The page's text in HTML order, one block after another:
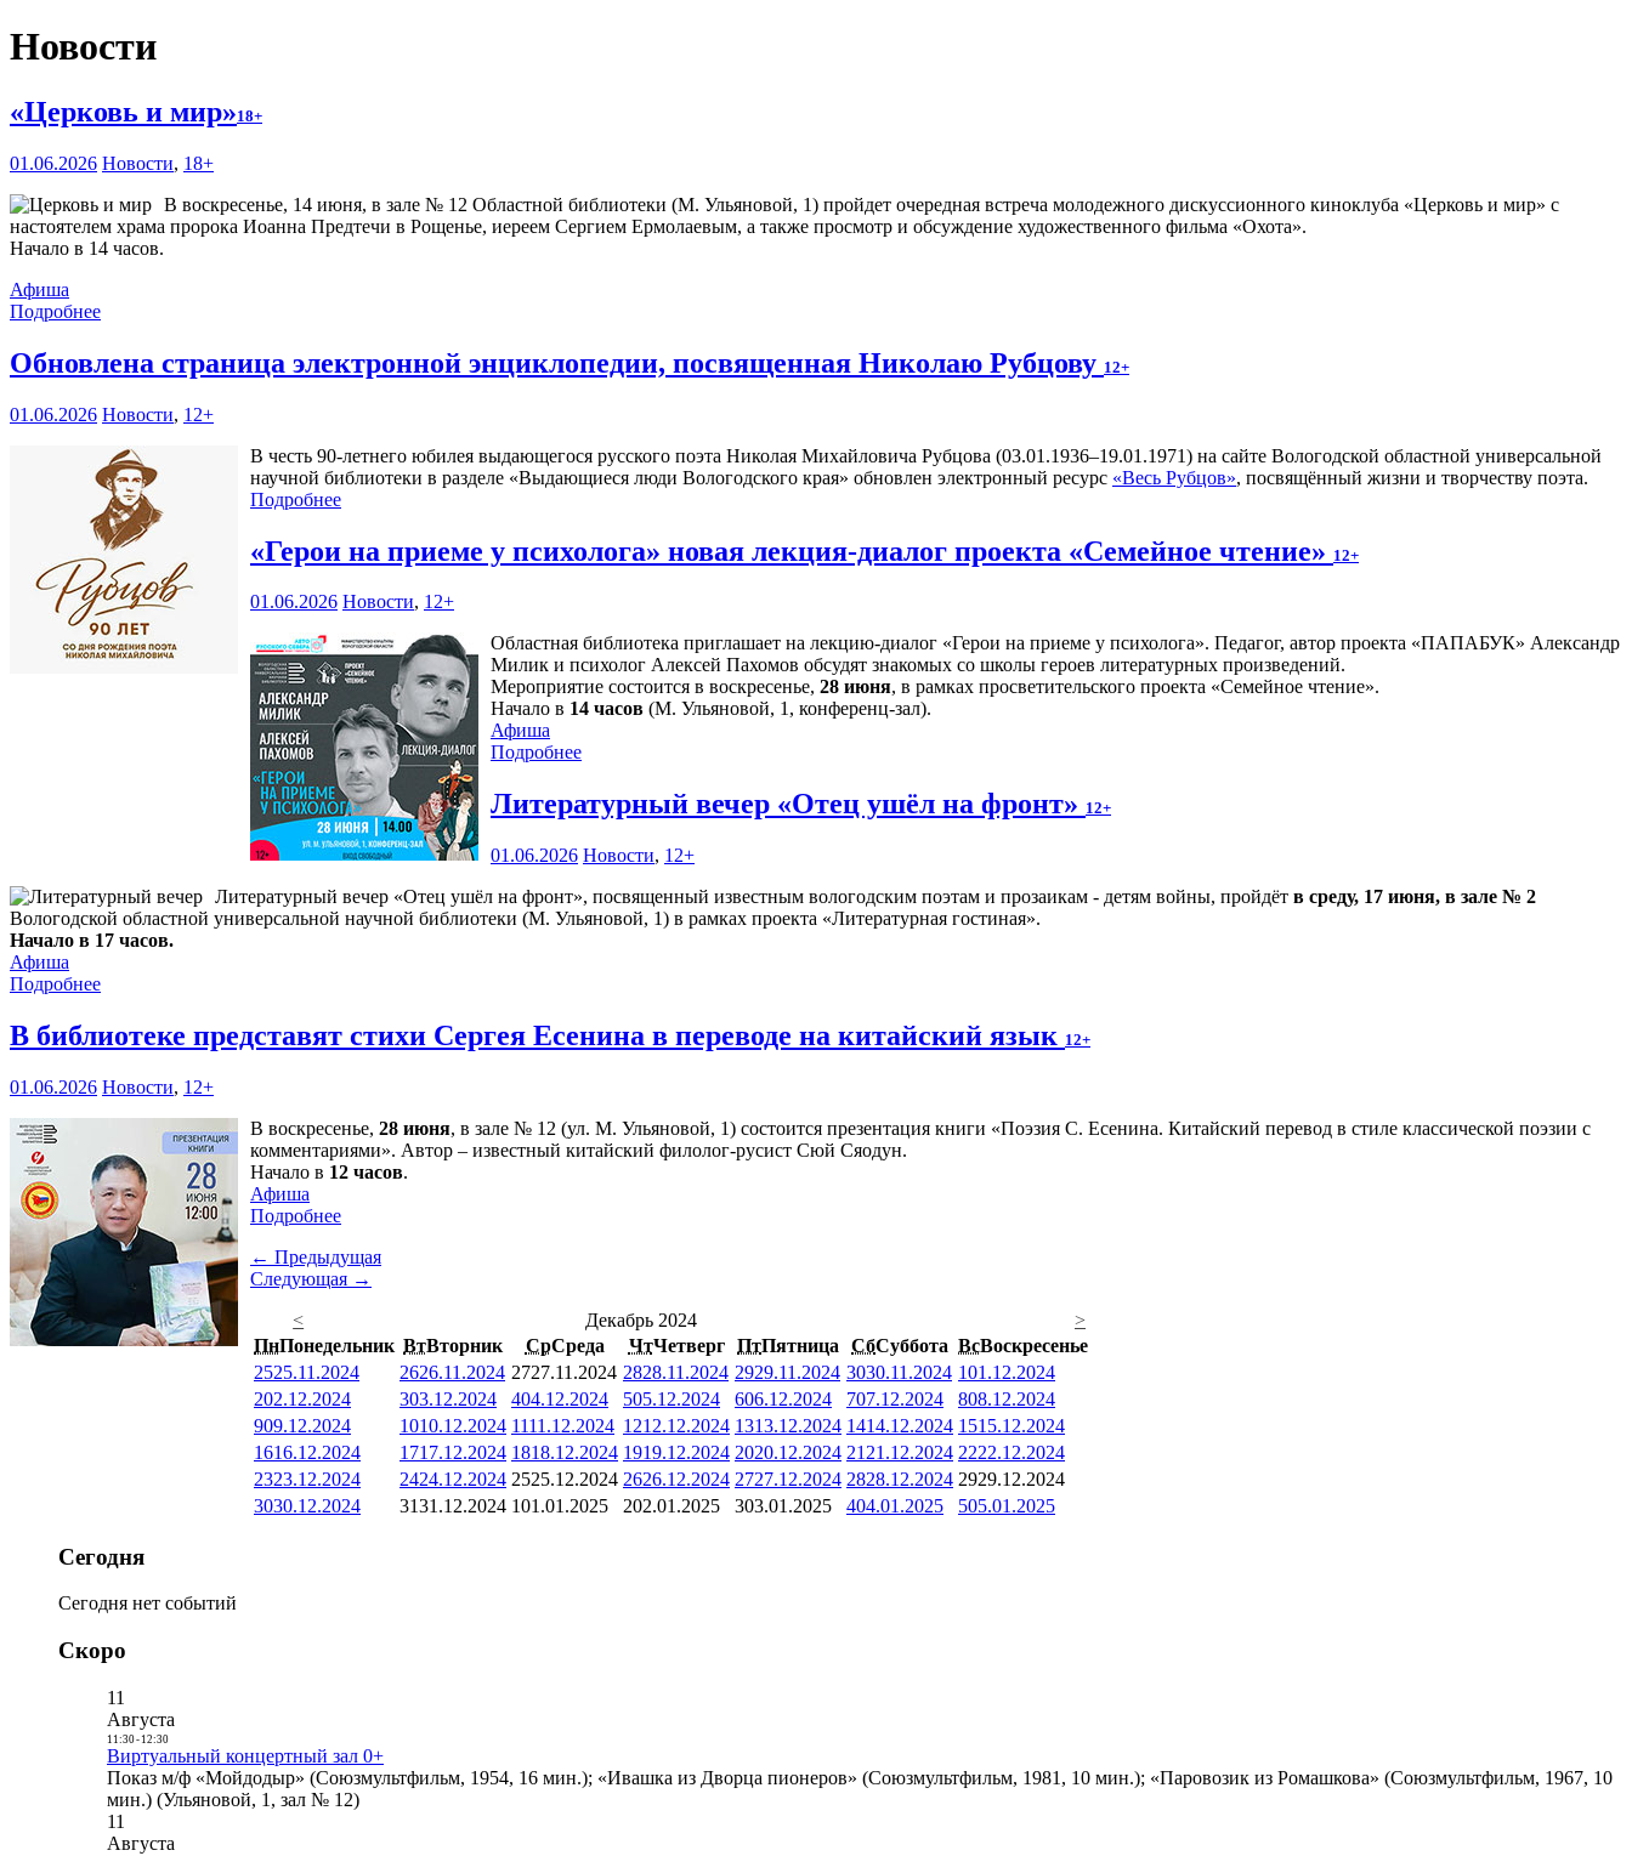
Новости
«Церковь и мир»18+
01.06.2026 Новости, 18+
В воскресенье, 14 июня, в зале № 12 Областной библиотеки (М. Ульяновой, 1) пройдет очередная встреча молодежного дискуссионного киноклуба «Церковь и мир» с
настоятелем храма пророка Иоанна Предтечи в Рощенье, иереем Сергием Ермолаевым, а также просмотр и обсуждение художественного фильма «Охота».
Начало в 14 часов.
Афиша
Подробнее
Обновлена страница электронной энциклопедии, посвященная Николаю Рубцову 12+
01.06.2026 Новости, 12+
В честь 90-летнего юбилея выдающегося русского поэта Николая Михайловича Рубцова (03.01.1936–19.01.1971) на сайте Вологодской областной универсальной
научной библиотеки в разделе «Выдающиеся люди Вологодского края» обновлен электронный ресурс «Весь Рубцов», посвящённый жизни и творчеству поэта.
Подробнее
«Герои на приеме у психолога» новая лекция-диалог проекта «Семейное чтение» 12+
01.06.2026 Новости, 12+
Областная библиотека приглашает на лекцию-диалог «Герои на приеме у психолога». Педагог, автор проекта «ПАПАБУК» Александр
Милик и психолог Алексей Пахомов обсудят знакомых со школы героев литературных произведений.
Мероприятие состоится в воскресенье, 28 июня, в рамках просветительского проекта «Семейное чтение».
Начало в 14 часов (М. Ульяновой, 1, конференц-зал).
Афиша
Подробнее
Литературный вечер «Отец ушёл на фронт» 12+
01.06.2026 Новости, 12+
Литературный вечер «Отец ушёл на фронт», посвященный известным вологодским поэтам и прозаикам - детям войны, пройдёт в среду, 17 июня, в зале № 2
Вологодской областной универсальной научной библиотеки (М. Ульяновой, 1) в рамках проекта «Литературная гостиная».
Начало в 17 часов.
Афиша
Подробнее
В библиотеке представят стихи Сергея Есенина в переводе на китайский язык 12+
01.06.2026 Новости, 12+
В воскресенье, 28 июня, в зале № 12 (ул. М. Ульяновой, 1) состоится презентация книги «Поэзия С. Есенина. Китайский перевод в стиле классической поэзии с
комментариями». Автор – известный китайский филолог-русист Сюй Сяодун.
Начало в 12 часов.
Афиша
Подробнее
← Предыдущая
Следующая →
<
Декабрь 2024
>
ПнПонедельник ВтВторник СрСреда ЧтЧетверг ПтПятница СбСуббота ВсВоскресенье
2525.11.2024 2626.11.2024 2727.11.2024 2828.11.2024 2929.11.2024 3030.11.2024 101.12.2024
202.12.2024 303.12.2024 404.12.2024 505.12.2024 606.12.2024 707.12.2024 808.12.2024
909.12.2024 1010.12.2024 1111.12.2024 1212.12.2024 1313.12.2024 1414.12.2024 1515.12.2024
1616.12.2024 1717.12.2024 1818.12.2024 1919.12.2024 2020.12.2024 21 21.12.2024 2222.12.2024
2323.12.2024 2424.12.2024 2525.12.2024 2626.12.2024 2727.12.2024 2828.12.2024 2929.12.2024
3030.12.2024 3131.12.2024 101.01.2025 202.01.2025 303.01.2025 404.01.2025 505.01.2025
Сегодня
Сегодня нет событий
Скоро
11
Августа
11:30- 12:30
Виртуальный концертный зал 0+
Показ м/ф «Мойдодыр» (Союзмультфильм, 1954, 16 мин.); «Ивашка из Дворца пионеров» (Союзмультфильм, 1981, 10 мин.); «Паровозик из Ромашкова» (Союзмультфильм, 1967, 10
мин.) (Ульяновой, 1, зал № 12)
11
Августа